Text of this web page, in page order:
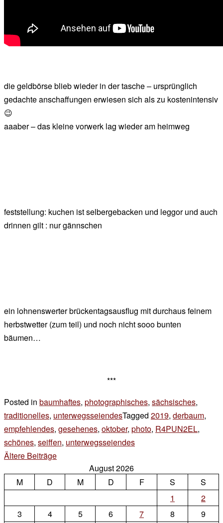
die geldbörse blieb wieder in der tasche – ursprünglich
gedachte anschaffungen erwiesen sich als zu kostenintensiv
😉
aaaber – das kleine vorwerk lag wieder am heimweg
feststellung: kuchen ist selbergebacken und leggor und auch
drinnen gilt : nur gännschen
ein lohnenswerter brückentagsausflug mit durchaus feinem
herbstwetter (zum teil) und noch nicht sooo bunten
bäumen…
***
Posted in baumhaftes, photographisches, sächsisches,
traditionelles, unterwegsseiendesTagged 2019, derbaum,
empfehlendes, gesehenes, oktober, photo, R4PUN2EL,
schönes, seiffen, unterwegsseiendes
Beitragsnavigation
Ältere Beiträge
August 2026
M
D M D F S
S
1
2
3
4 5 6 7 8
9